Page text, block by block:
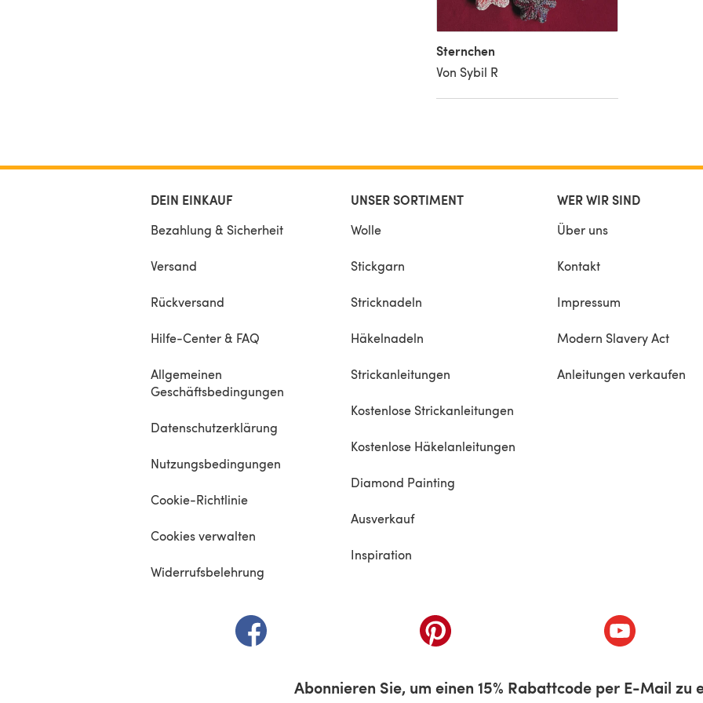
Sternchen
Von Sybil R
DEIN EINKAUF
Bezahlung & Sicherheit
Versand
Rückversand
Hilfe-Center & FAQ
Allgemeinen
Geschäftsbedingungen
Datenschutzerklärung
Nutzungsbedingungen
Cookie-Richtlinie
Cookies verwalten
Widerrufsbelehrung
UNSER SORTIMENT
Wolle
Stickgarn
Stricknadeln
Häkelnadeln
Strickanleitungen
Kostenlose Strickanleitungen
Kostenlose Häkelanleitungen
Diamond Painting
Ausverkauf
Inspiration
WER WIR SIND
Über uns
Kontakt
Impressum
Modern Slavery Act
Anleitungen verkaufen
(öffnet sich in einem neuen Tab)(öffnet sich in einem neuen Tab)(öffnet sich in
Abonnieren Sie, um einen 15% Rabattcode per E-Mail zu